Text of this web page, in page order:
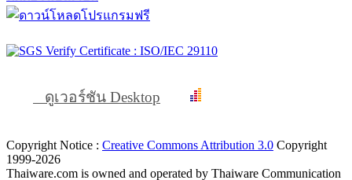
ดูเวอร์ชัน Desktop
Copyright Notice : Creative Commons Attribution 3.0 Copyright
1999-2026
Thaiware.com is owned and operated by Thaiware Communication